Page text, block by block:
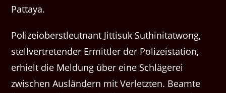
Pattaya.
Polizeioberstleutnant Jittisuk Suthinitatwong,
stellvertretender Ermittler der Polizeistation,
erhielt die Meldung über eine Schlägerei
zwischen Ausländern mit Verletzten. Beamte